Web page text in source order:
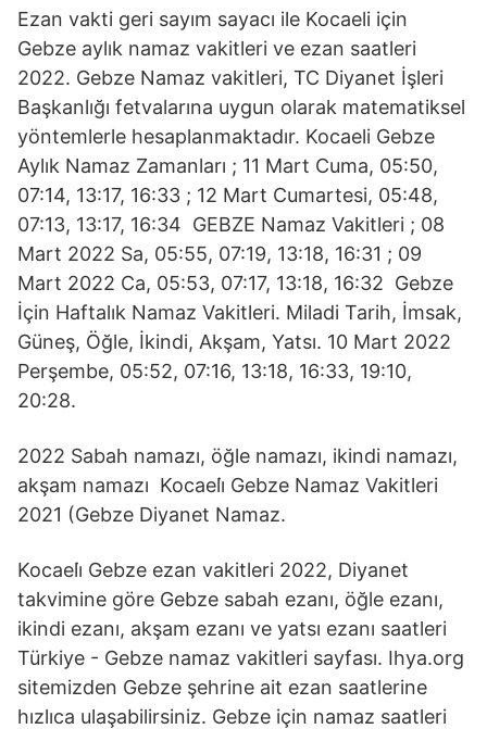
Ezan vakti geri sayım sayacı ile Kocaeli için
Gebze aylık namaz vakitleri ve ezan saatleri
2022. Gebze Namaz vakitleri, TC Diyanet İşleri
Başkanlığı fetvalarına uygun olarak matematiksel
yöntemlerle hesaplanmaktadır. Kocaeli Gebze
Aylık Namaz Zamanları ; 11 Mart Cuma, 05:50,
07:14, 13:17, 16:33 ; 12 Mart Cumartesi, 05:48,
07:13, 13:17, 16:34 GEBZE Namaz Vakitleri ; 08
Mart 2022 Sa, 05:55, 07:19, 13:18, 16:31 ; 09
Mart 2022 Ca, 05:53, 07:17, 13:18, 16:32 Gebze
İçin Haftalık Namaz Vakitleri. Miladi Tarih, İmsak,
Güneş, Öğle, İkindi, Akşam, Yatsı. 10 Mart 2022
Perşembe, 05:52, 07:16, 13:18, 16:33, 19:10,
20:28.
2022 Sabah namazı, öğle namazı, ikindi namazı,
akşam namazı Kocaeli̇ Gebze Namaz Vakitleri
2021 (Gebze Diyanet Namaz.
Kocaeli̇ Gebze ezan vakitleri 2022, Diyanet
takvimine göre Gebze sabah ezanı, öğle ezanı,
ikindi ezanı, akşam ezanı ve yatsı ezanı saatleri
Türkiye - Gebze namaz vakitleri sayfası. Ihya.org
sitemizden Gebze şehrine ait ezan saatlerine
hızlıca ulaşabilirsiniz. Gebze için namaz saatleri